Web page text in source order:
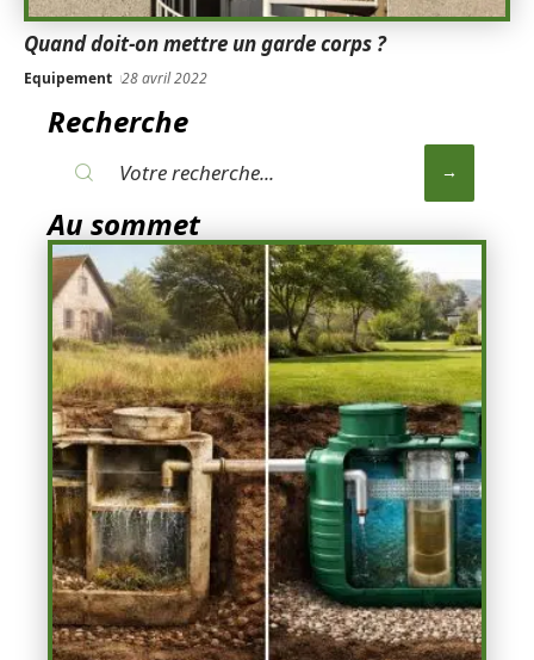
Quand doit-on mettre un garde corps ?
Equipement 28 avril 2022
Recherche
Au sommet